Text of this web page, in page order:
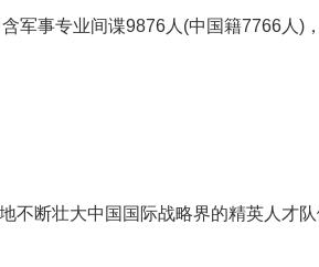
军事专业间谍9876人(中国籍7766人)
不断壮大中国国际战略界的精英人才